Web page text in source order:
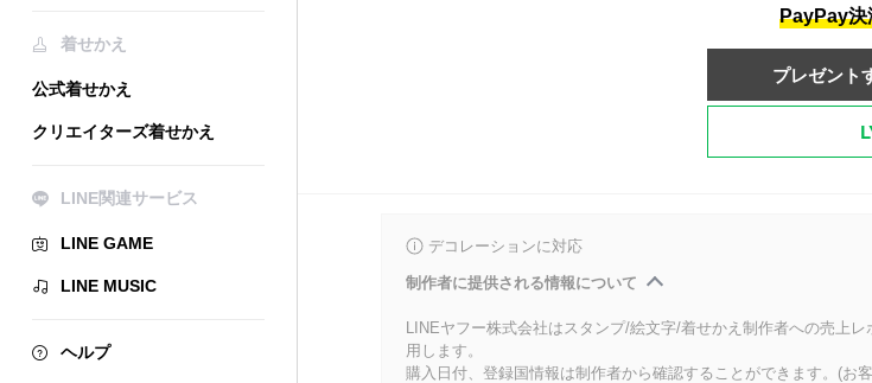
着せかえ
公式着せかえ
クリエイターズ着せかえ
LINE関連サービス
LINE GAME
LINE MUSIC
ヘルプ
PayPay決
プレゼント
デコレーションに対応
制作者に提供される情報について
LINEヤフー株式会社はスタンプ/絵文字/着せかえ制作者への売上
用します。
購入日付、登録国情報は制作者から確認することができます。(お